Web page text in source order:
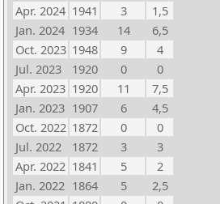
Apr. 2024 1941 3
1,5
Jan. 2024 1934 14
6,5
Oct. 2023 1948 9
4
Jul. 2023
1920 0
0
Apr. 2023 1920 11
7,5
Jan. 2023 1907 6
4,5
Oct. 2022 1872 0
0
Jul. 2022
1872 3
3
Apr. 2022 1841 5
2
Jan. 2022 1864 5
2,5